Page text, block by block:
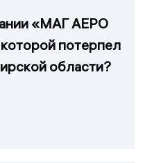
«МАГ АЕРО
потерпел
области?